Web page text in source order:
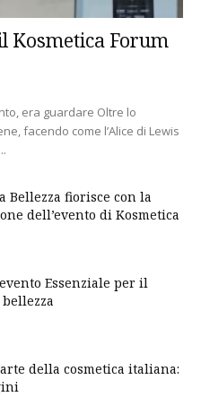
Kosmetica Forum
era guardare Oltre lo
facendo come l’Alice di Lewis
Bellezza fiorisce con la
dell’evento di Kosmetica
Essenziale per il
della cosmetica italiana: